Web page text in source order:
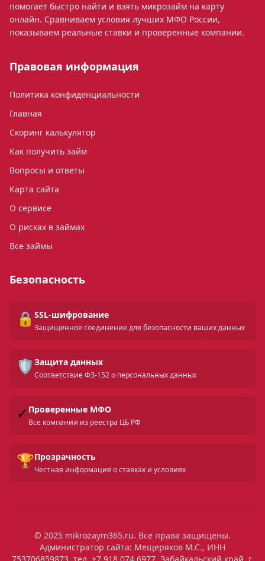
помогает быстро найти и взять микрозайм на карту
онлайн. Сравниваем условия лучших МФО России,
показываем реальные ставки и проверенные компании.
Правовая информация
Политика конфиденциальности
Главная
Скоринг калькулятор
Как получить займ
Вопросы и ответы
Карта сайта
О сервисе
О рисках в займах
Все займы
Безопасность
🔒 SSL-шифрование
Защищенное соединение для безопасности ваших данных
🛡️ Защита данных
Соответствие ФЗ-152 о персональных данных
✓ Проверенные МФО
Все компании из реестра ЦБ РФ
🏆Прозрачность
Честная информация о ставках и условиях
© 2025 mikrozaym365.ru. Все права защищены.
Администратор сайта: Мещеряков М.С., ИНН